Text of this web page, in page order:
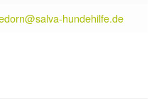
hundehilfe.de